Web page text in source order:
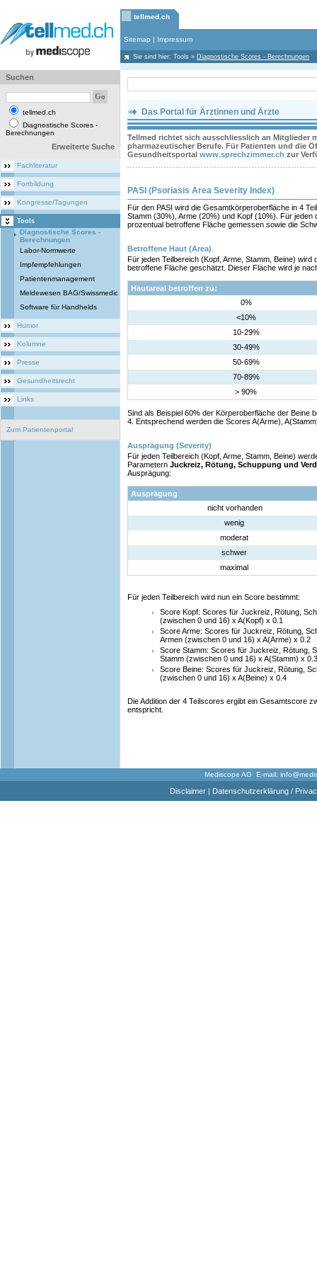
tellmed.ch
Sitemap | Impressum
Sie sind hier: Tools » Diagnostische Scores - Berechnungen
Suchen
tellmed.ch
Diagnostische Scores -
Berechnungen
Erweiterte Suche
Fachliteratur
Fortbildung
Kongresse/Tagungen
Tools
Diagnostische Scores -
Berechnungen
Labor-Normwerte
Impfempfehlungen
Patientenmanagement
Meldewesen BAG/Swissmedic
Software für Handhelds
Humor
Kolumne
Presse
Gesundheitsrecht
Links
Zum Patientenportal
Das Portal für Ärztinnen und Ärzte
Tellmed richtet sich ausschliesslich an Mitglieder
pharmazeutischer Berufe. Für Patienten und die
Gesundheitsportal www.sprechzimmer.ch zur
PASI (Psoriasis Area Severity Index)
Für den PASI wird die Gesamtkörperoberfläche in 4
Stamm (30%), Arme (20%) und Kopf (10%). Für jeden
prozentual betroffene Fläche gemessen sowie die
Betroffene Haut (Area)
Für jeden Teilbereich (Kopf, Arme, Stamm, Beine) wird
betroffene Fläche geschätzt. Dieser Fläche wird je
Hautareal betroffen zu:
0%
<10%
10-29%
30-49%
50-69%
70-89%
> 90%
Sind als Beispiel 60% der Körperoberfläche der Beine
4. Entsprechend werden die Scores A(Arme),
Ausprägung (Severity)
Für jeden Teilbereich (Kopf, Arme, Stamm, Beine)
Parametern Juckreiz, Rötung, Schuppung und
Ausprägung:
Ausprägung
nicht vorhanden
wenig
moderat
schwer
maximal
Für jeden Teilbereich wird nun ein Score bestimmt:
Score Kopf: Scores für Juckreiz, Rötung,
(zwischen 0 und 16) x A(Kopf) x 0.1
Score Arme: Scores für Juckreiz, Rötung,
Armen (zwischen 0 und 16) x A(Arme) x 0.2
Score Stamm: Scores für Juckreiz, Rötung,
Stamm (zwischen 0 und 16) x A(Stamm) x 0.3
Score Beine: Scores für Juckreiz, Rötung,
(zwischen 0 und 16) x A(Beine) x 0.4
Die Addition der 4 Teilscores ergibt ein Gesamtscore
entspricht.
Mediscope AG E-mail:
Disclaimer| Datenschutzerklärung /